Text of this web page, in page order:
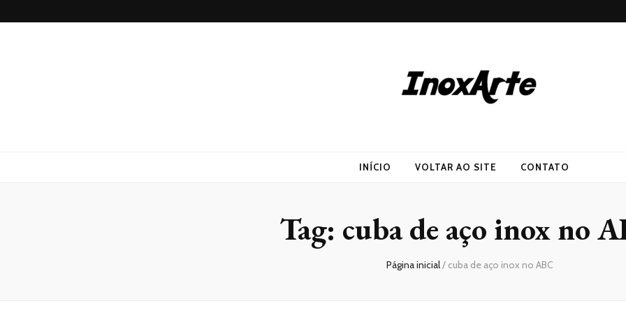
INÍCIO VOLTAR AO SITE CONTATO
Tag: cuba de aço inox no
Página inicial/ cuba de aço inox no ABC